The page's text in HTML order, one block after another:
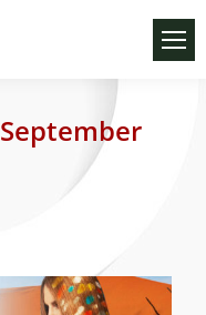
September